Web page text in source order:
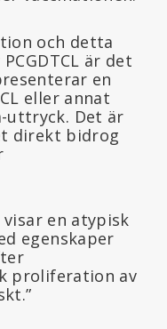
och detta
är det
en
eller annat
uttryck. Det är
direkt bidrog
en atypisk
egenskaper
proliferation av